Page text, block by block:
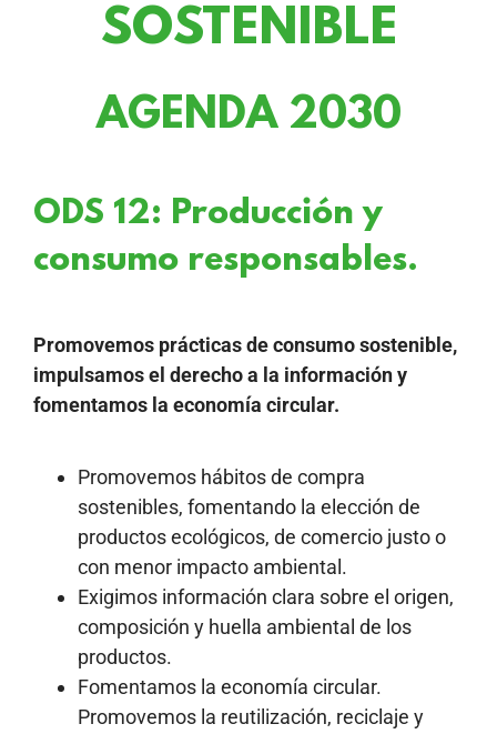
SOSTENIBLE
AGENDA 2030
ODS 12: Producción y
consumo responsables.
Promovemos prácticas de consumo sostenible,
impulsamos el derecho a la información y
fomentamos la economía circular.
Promovemos hábitos de compra
sostenibles, fomentando la elección de
productos ecológicos, de comercio justo o
con menor impacto ambiental.
Exigimos información clara sobre el origen,
composición y huella ambiental de los
productos.
Fomentamos la economía circular.
Promovemos la reutilización, reciclaje y